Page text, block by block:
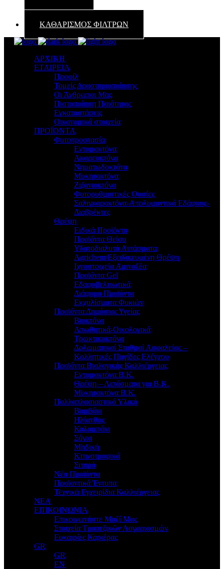
ΚΑΘΑΡΙΣΜΟΣ ΦΙΛΤΡΩΝ
ΑΡΧΙΚΗ
ΕΤΑΙΡΕΙΑ
Προφίλ
Τομείς Δραστηριοποίησης
Οι Άνθρωποι Μας
Πιστοποίηση Ποιότητας
Εγκαταστάσεις
Οικονομικά στοιχεία
ΠΡΟΪΟΝΤΑ
Φυτοπροστασία
Εντομοκτόνα
Ακαρεοκτόνα
Νηματωδοκτόνα
Μυκητοκτόνα
Ζιζανιοκτόνα
Φυτορυθμιστικές Ουσίες
Σαλιγκαροκτόνα-Απολυμαντικά Εδάφους-
Διαβρέκτες
Θρέψη
Ειδικά Προϊόντα
Προϊόντα Θείου
Υδατοδιαλυτά Λιπάσματα
Agrichem/Εξειδικευμένη Θρέψη
Ιχνοστοιχεία Αμινοξέα
Προϊόντα Gel
Εδαφοβελτιωτικά
Διάφορα Προϊόντα
Εκχυλίσματα Φυκιών
Προϊόντα Δημόσιας Υγείας
Βιοκτόνα
Απωθητικά-Οικολογικά
Τρωκτικοκτόνα
Δολωματικοί Σταθμοί Ασφαλείας –
Κολλητικές Παγίδες Ελέγχου
Προϊόντα Βιολογικής Καλλιέργειας
Εντομοκτόνα Β.Κ.
Θρέψη – Λιπάσματα για Β.Κ.
Μυκητοκτόνα Β.Κ.
Πολλαπλασιαστικό Υλικό
Βαμβάκι
Ηλίανθος
Καλαμπόκι
Σόγια
Μηδική
Κτηνοτροφικά
Σιτηρά
Νέα Προϊόντα
Προϊοντικά Έντυπα
Τεχνικά Εγχειρίδια Καλλιέργειας
ΝΕΑ
ΕΠΙΚΟΙΝΩΝΙΑ
Επικοινωνήστε Μαζί Μας
Στοιχεία Τραπεζικών Λογαριασμών
Ευκαιρίες Καριέρας
GR
GR
EN